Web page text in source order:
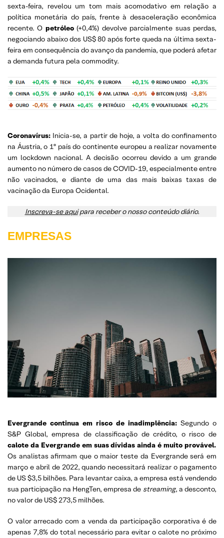
sexta-feira, revelou um tom mais acomodativo em relação a
política monetária do país, frente à desaceleração econômica
recente. O petróleo(+0,4%) devolve parcialmente suas perdas,
negociando abaixo dos US$ 80 após forte queda na última sexta-
feira em consequência do avanço da pandemia, que poderá afetar
a demanda futura pela commodity.
Coronavírus: Inicia-se, a partir de hoje, a volta do confinamento
na Áustria, o 1º país do continente europeu a realizar novamente
um lockdown nacional. A decisão ocorreu devido a um grande
aumento no número de casos de COVID-19, especialmente entre
não vacinados, e diante de uma das mais baixas taxas de
vacinação da Europa Ocidental.
Inscreva-se aquipara receber o nosso conteúdo diário.
EMPRESAS
Evergrande continua em risco de inadimplência: Segundo o
S&P Global, empresa de classificação de crédito, o risco de
calote da Evergrande em suas dívidas ainda é muito provável.
Os analistas afirmam que o maior teste da Evergrande será em
março e abril de 2022, quando necessitará realizar o pagamento
de US $3,5 bilhões. Para levantar caixa, a empresa está vendendo
sua participação na HengTen, empresa de streaming, a desconto,
no valor de US$ 273,5 milhões.
O valor arrecado com a venda da participação corporativa é de
apenas 7,8% do total necessário para evitar o calote no próximo